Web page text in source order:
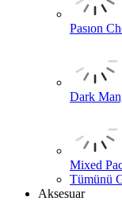
Pasıon
Dark
Mixed
Tümünü
Aksesuar